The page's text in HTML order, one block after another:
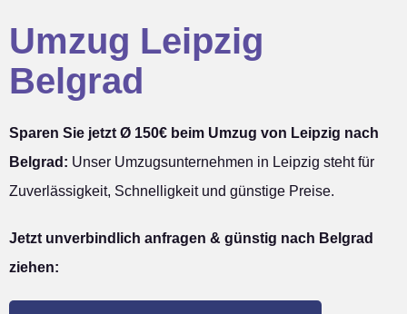
Umzug Leipzig
Belgrad
Sparen Sie jetzt Ø 150€ beim Umzug von Leipzig nach
Belgrad: Unser Umzugsunternehmen in Leipzig steht für
Zuverlässigkeit, Schnelligkeit und günstige Preise.
Jetzt unverbindlich anfragen & günstig nach Belgrad
ziehen: